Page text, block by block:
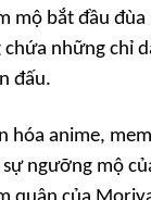
mộ bắt đầu đùa
những chỉ
đấu.
hóa anime,
ngưỡng mộ